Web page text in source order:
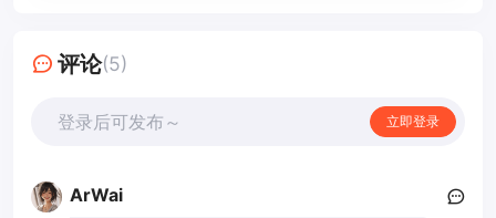
评论(5)
登录后可发布～ 立即登录
ArWai